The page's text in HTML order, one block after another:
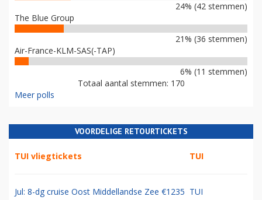
24% (42 stemmen)
The Blue Group
21% (36 stemmen)
Air-France-KLM-SAS(-TAP)
6% (11 stemmen)
Totaal aantal stemmen: 170
Meer polls
VOORDELIGE RETOURTICKETS
TUI vliegtickets TUI
Jul: 8-dg cruise Oost Middellandse Zee €1235 TUI